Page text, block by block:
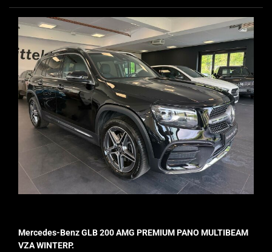
Mercedes-Benz GLB 200 AMG PREMIUM PANO MULTIBEAM
VZA WINTERP.